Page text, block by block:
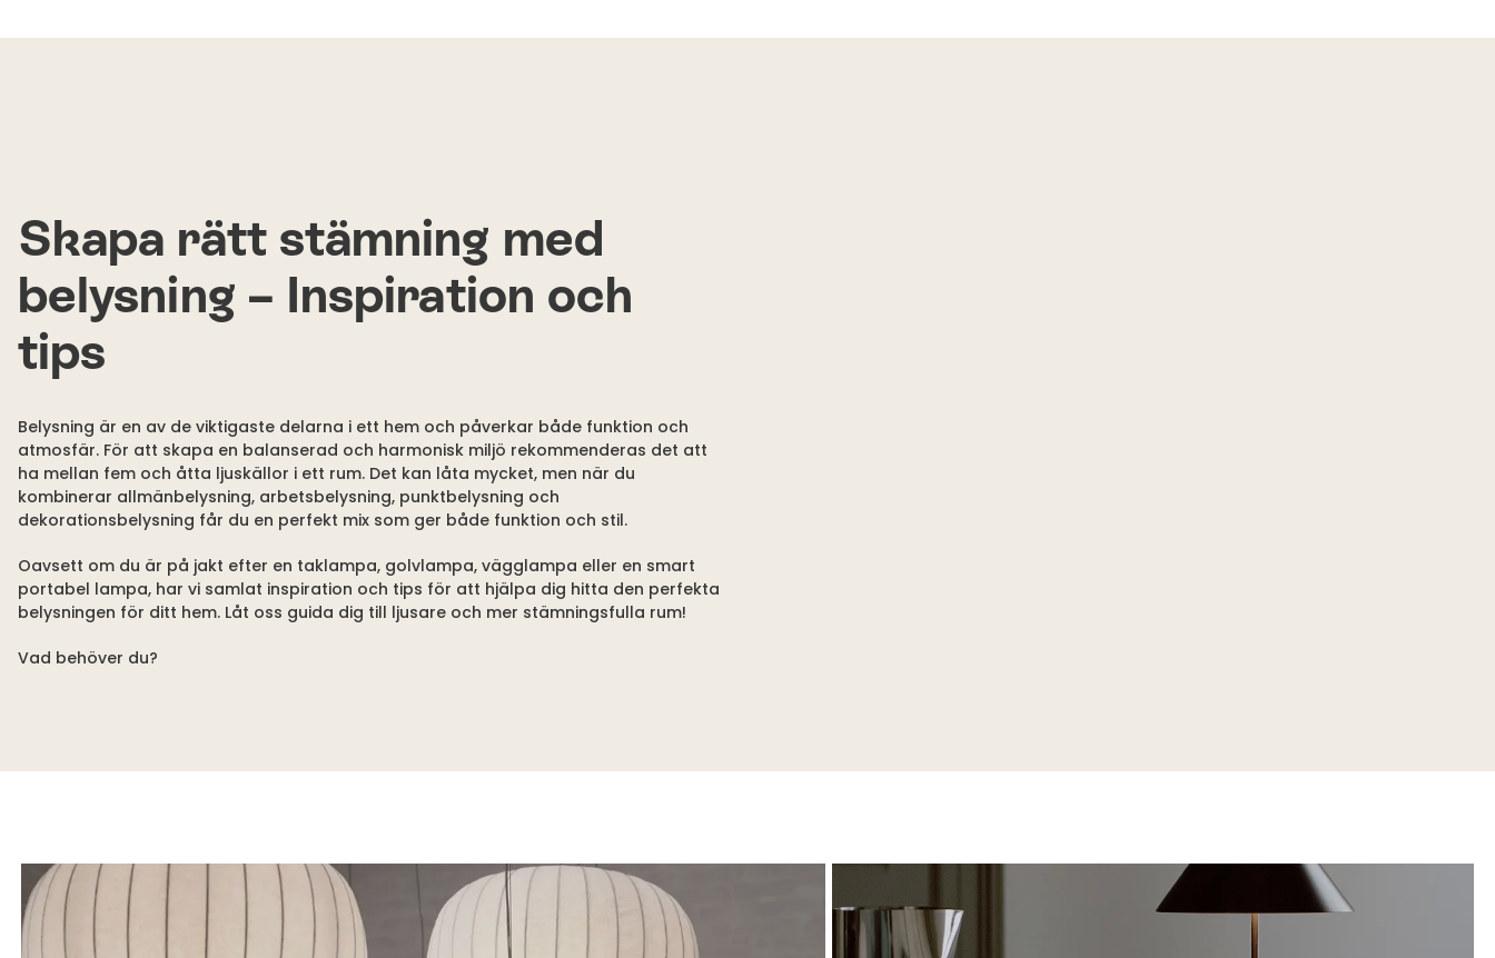
Skapa rätt stämning med
belysning – Inspiration och
tips
Belysning är en av de viktigaste delarna i ett hem och påverkar både funktion och
atmosfär. För att skapa en balanserad och harmonisk miljö rekommenderas det att
ha mellan fem och åtta ljuskällor i ett rum. Det kan låta mycket, men när du
kombinerar allmänbelysning, arbetsbelysning, punktbelysning och
dekorationsbelysning får du en perfekt mix som ger både funktion och stil.
Oavsett om du är på jakt efter en taklampa, golvlampa, vägglampa eller en smart
portabel lampa, har vi samlat inspiration och tips för att hjälpa dig hitta den perfekta
belysningen för ditt hem. Låt oss guida dig till ljusare och mer stämningsfulla rum!
Vad behöver du?